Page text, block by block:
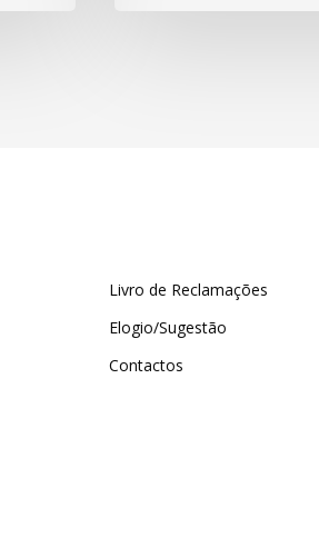
Livro de Reclamações
Elogio/Sugestão
Contactos